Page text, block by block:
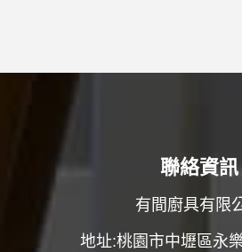
聯絡資訊
有間廚具有限
地址:桃園市中壢區永